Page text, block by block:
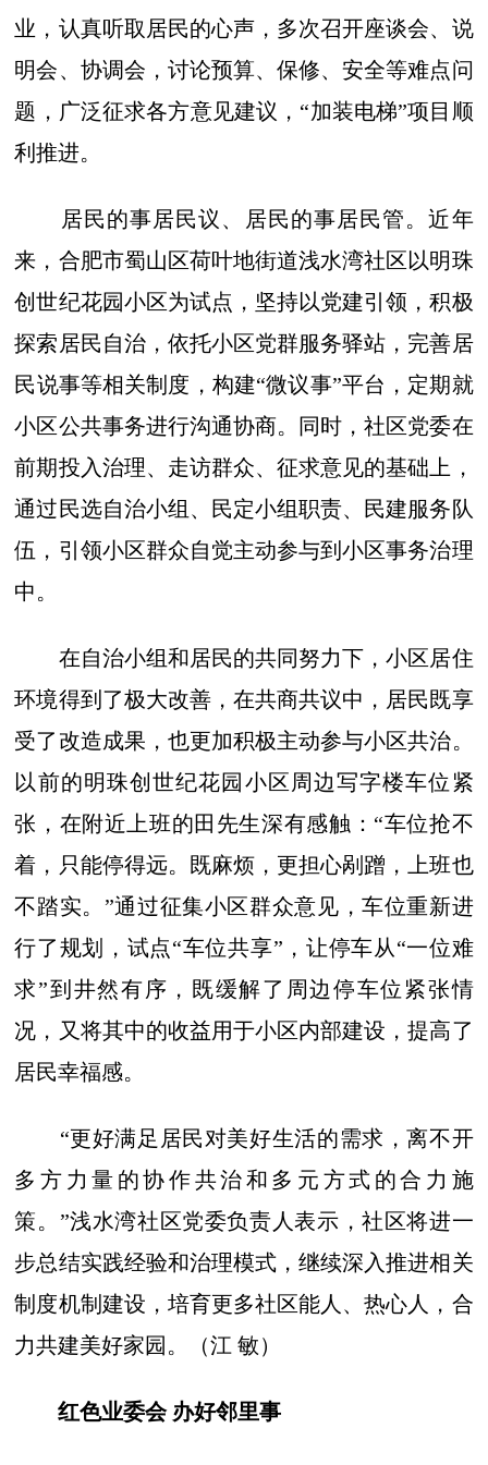
业，认真听取居民的心声，多次召开座谈会、说
明会、协调会，讨论预算、保修、安全等难点问
题，广泛征求各方意见建议，“加装电梯”项目顺
利推进。
居民的事居民议、居民的事居民管。近年
来，合肥市蜀山区荷叶地街道浅水湾社区以明珠
创世纪花园小区为试点，坚持以党建引领，积极
探索居民自治，依托小区党群服务驿站，完善居
民说事等相关制度，构建“微议事”平台，定期就
小区公共事务进行沟通协商。同时，社区党委在
前期投入治理、走访群众、征求意见的基础上，
通过民选自治小组、民定小组职责、民建服务队
伍，引领小区群众自觉主动参与到小区事务治理
中。
在自治小组和居民的共同努力下，小区居住
环境得到了极大改善，在共商共议中，居民既享
受了改造成果，也更加积极主动参与小区共治。
以前的明珠创世纪花园小区周边写字楼车位紧
张，在附近上班的田先生深有感触：“车位抢不
着，只能停得远。既麻烦，更担心剐蹭，上班也
不踏实。”通过征集小区群众意见，车位重新进
行了规划，试点“车位共享”，让停车从“一位难
求”到井然有序，既缓解了周边停车位紧张情
况，又将其中的收益用于小区内部建设，提高了
居民幸福感。
“更好满足居民对美好生活的需求，离不开
多方力量的协作共治和多元方式的合力施
策。”浅水湾社区党委负责人表示，社区将进一
步总结实践经验和治理模式，继续深入推进相关
制度机制建设，培育更多社区能人、热心人，合
力共建美好家园。（江 敏）
红色业委会 办好邻里事